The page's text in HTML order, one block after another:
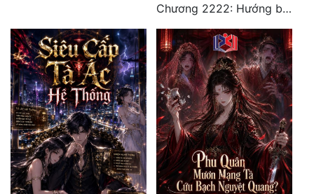
Xuyên Thư
Điền Văn
Đô Thị
Đông Phương
Đông Phương Huyền Huyễn
Đồng Nhân
Chương 2222: Hướng biên thành xuất phát! (Đại kết cục)